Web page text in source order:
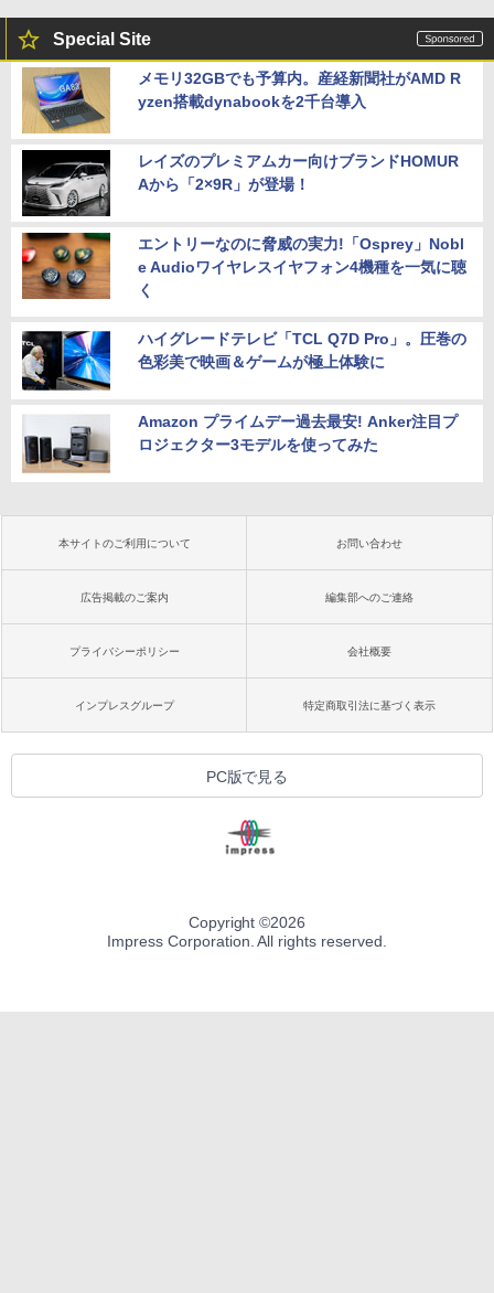
Special Site
メモリ32GBでも予算内。産経新聞社がAMD R
yzen搭載dynabookを2千台導入
レイズのプレミアムカー向けブランドHOMUR
Aから「2×9R」が登場！
エントリーなのに脅威の実力!「Osprey」Nobl
e Audioワイヤレスイヤフォン4機種を一気に聴
く
ハイグレードテレビ「TCL Q7D Pro」。圧巻の
色彩美で映画＆ゲームが極上体験に
Amazon プライムデー過去最安! Anker注目プ
ロジェクター3モデルを使ってみた
本サイトのご利用について お問い合わせ
広告掲載のご案内 編集部へのご連絡
プライバシーポリシー 会社概要
インプレスグループ 特定商取引法に基づく表示
PC版で見る
Copyright ©2026
Impress Corporation. All rights reserved.